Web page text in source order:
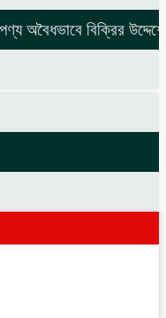
অবৈধভাবে বিক্রির